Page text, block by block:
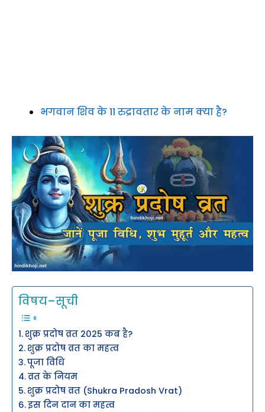
भगवान शिव के 11 रुद्रावतार के नाम क्या है?
विषय–सूची
शुक्र प्रदोष व्रत 2025 कब है?
शुक्र प्रदोष व्रत का महत्व
पूजा विधि
व्रत के नियम
शुक्र प्रदोष व्रत (Shukra Pradosh Vrat)
इस दिन दान का महत्व